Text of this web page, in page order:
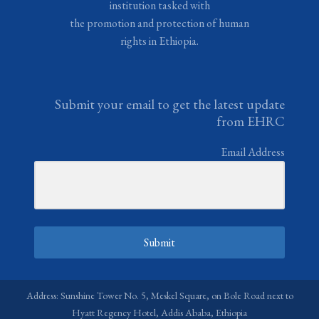
institution tasked with
the promotion and protection of human
rights in Ethiopia.
Submit your email to get the latest update
from EHRC
Email Address
Submit
Address: Sunshine Tower No. 5, Meskel Square, on Bole Road next to
Hyatt Regency Hotel, Addis Ababa, Ethiopia